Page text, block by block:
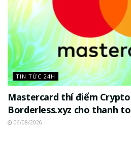
TIN TỨC 24H
Mastercard thí điểm
Borderless.xyz cho thanh
06/08/2026